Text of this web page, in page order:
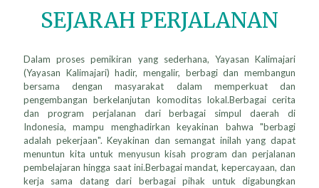
SEJARAH PERJALANAN
Dalam proses pemikiran yang sederhana, Yayasan Kalimajari
(Yayasan Kalimajari) hadir, mengalir, berbagi dan membangun
bersama dengan masyarakat dalam memperkuat dan
pengembangan berkelanjutan komoditas lokal.Berbagai cerita
dan program perjalanan dari berbagai simpul daerah di
Indonesia, mampu menghadirkan keyakinan bahwa "berbagi
adalah pekerjaan". Keyakinan dan semangat inilah yang dapat
menuntun kita untuk menyusun kisah program dan perjalanan
pembelajaran hingga saat ini.Berbagai mandat, kepercayaan, dan
kerja sama datang dari berbagai pihak untuk digabungkan